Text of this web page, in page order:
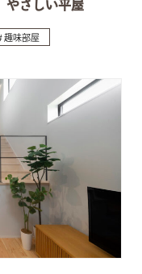
やさしい平屋
趣味部屋